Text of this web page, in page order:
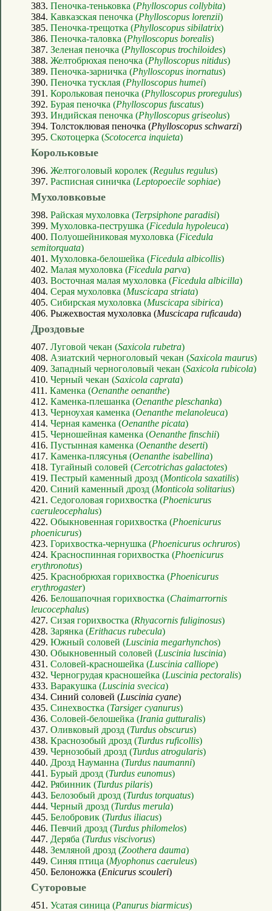
383. Пеночка-теньковка (Phylloscopus collybita)
384. Кавказская пеночка (Phylloscopus lorenzii)
385. Пеночка-трещотка (Phylloscopus sibilatrix)
386. Пеночка-таловка (Phylloscopus borealis)
387. Зеленая пеночка (Phylloscopus trochiloides)
388. Желтобрюхая пеночка (Phylloscopus nitidus)
389. Пеночка-зарничка (Phylloscopus inornatus)
390. Пеночка тусклая (Phylloscopus humei)
391. Корольковая пеночка (Phylloscopus proregulus)
392. Бурая пеночка (Phylloscopus fuscatus)
393. Индийская пеночка (Phylloscopus griseolus)
394. Толстоклювая пеночка (Phylloscopus schwarzi)
395. Скотоцерка (Scotocerca inquieta)
Корольковые
396. Желтоголовый королек (Regulus regulus)
397. Расписная синичка (Leptopoecile sophiae)
Мухоловковые
398. Райская мухоловка (Terpsiphone paradisi)
399. Мухоловка-пеструшка (Ficedula hypoleuca)
400. Полуошейниковая мухоловка (Ficedula
semitorquata)
401. Мухоловка-белошейка (Ficedula albicollis)
402. Малая мухоловка (Ficedula parva)
403. Восточная малая мухоловка (Ficedula albicilla)
404. Серая мухоловка (Muscicapa striata)
405. Сибирская мухоловка (Muscicapa sibirica)
406. Рыжехвостая мухоловка (Muscicapa ruficauda)
Дроздовые
407. Луговой чекан (Saxicola rubetra)
408. Азиатский черноголовый чекан (Saxicola maurus)
409. Западный черноголовый чекан (Saxicola rubicola)
410. Черный чекан (Saxicola caprata)
411. Каменка (Oenanthe oenanthe)
412. Каменка-плешанка (Oenanthe pleschanka)
413. Черноухая каменка (Oenanthe melanoleuca)
414. Черная каменка (Oenanthe picata)
415. Черношейная каменка (Oenanthe finschii)
416. Пустынная каменка (Oenanthe deserti)
417. Каменка-плясунья (Oenanthe isabellina)
418. Тугайный соловей (Cercotrichas galactotes)
419. Пестрый каменный дрозд (Monticola saxatilis)
420. Синий каменный дрозд (Monticola solitarius)
421. Седоголовая горихвостка (Phoenicurus
caeruleocephalus)
422. Обыкновенная горихвостка (Phoenicurus
phoenicurus)
423. Горихвостка-чернушка (Phoenicurus ochruros)
424. Красноспинная горихвостка (Phoenicurus
erythronotus)
425. Краснобрюхая горихвостка (Phoenicurus
erythrogaster)
426. Белошапочная горихвостка (Chaimarrornis
leucocephalus)
427. Сизая горихвостка (Rhyacornis fuliginosus)
428. Зарянка (Erithacus rubecula)
429. Южный соловей (Luscinia megarhynchos)
430. Обыкновенный соловей (Luscinia luscinia)
431. Соловей-красношейка (Luscinia calliope)
432. Черногрудая красношейка (Luscinia pectoralis)
433. Варакушка (Luscinia svecica)
434. Синий соловей (Luscinia cyane)
435. Синехвостка (Tarsiger cyanurus)
436. Соловей-белошейка (Irania gutturalis)
437. Оливковый дрозд (Turdus obscurus)
438. Краснозобый дрозд (Turdus ruficollis)
439. Чернозобый дрозд (Turdus atrogularis)
440. Дрозд Науманна (Turdus naumanni)
441. Бурый дрозд (Turdus eunomus)
442. Рябинник (Turdus pilaris)
443. Белозобый дрозд (Turdus torquatus)
444. Черный дрозд (Turdus merula)
445. Белобровик (Turdus iliacus)
446. Певчий дрозд (Turdus philomelos)
447. Деряба (Turdus viscivorus)
448. Земляной дрозд (Zoothera dauma)
449. Синяя птица (Myophonus caeruleus)
450. Белоножка (Enicurus scouleri)
Суторовые
451. Усатая синица (Panurus biarmicus)